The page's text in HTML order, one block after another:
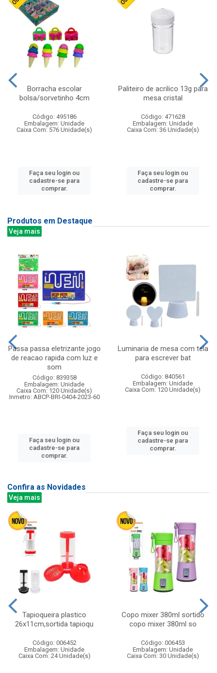
Borracha escolar
bolsa/sorvetinho 4cm
Código: 495186
Embalagem: Unidade
Caixa Com: 576 Unidade(s)
Faça seu login ou
cadastre-se para
comprar.
Paliteiro de acrilico 13g para
mesa cristal
Código: 471628
Embalagem: Unidade
Caixa Com: 36 Unidade(s)
Faça seu login ou
cadastre-se para
comprar.
Produtos em Destaque
Veja mais
Passa passa eletrizante jogo
de reacao rapida com luz e
som
Código: 839358
Embalagem: Unidade
Caixa Com: 120 Unidade(s)
Inmetro: ABCP-BRI-0404-2023-60
Faça seu login ou
cadastre-se para
comprar.
Luminaria de mesa com tela
para escrever bat
Código: 840561
Embalagem: Unidade
Caixa Com: 120 Unidade(s)
Faça seu login ou
cadastre-se para
comprar.
Confira as Novidades
Veja mais
Tapioqueira plastico
26x11cm,sortida tapioqu
Código: 006452
Embalagem: Unidade
Caixa Com: 24 Unidade(s)
Copo mixer 380ml sortido
copo mixer 380ml so
Código: 006453
Embalagem: Unidade
Caixa Com: 30 Unidade(s)